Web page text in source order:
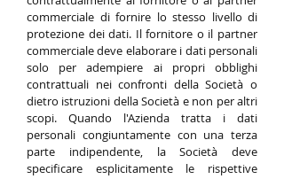
commerciale di fornire lo stesso livello di
protezione dei dati. Il fornitore o il partner
commerciale deve elaborare i dati personali
solo per adempiere ai propri obblighi
contrattuali nei confronti della Società o
dietro istruzioni della Società e non per altri
scopi. Quando l'Azienda tratta i dati
personali congiuntamente con una terza
parte indipendente, la Società deve
specificare esplicitamente le rispettive